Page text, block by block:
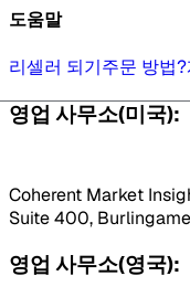
도움말
리셀러 되기주문 방법?
영업 사무소(미국):
Coherent Market
Suite 400,
영업 사무소(영국):